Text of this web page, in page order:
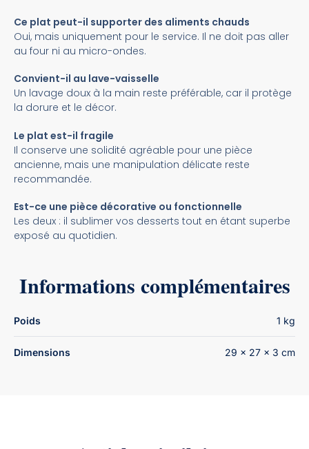
Ce plat peut-il supporter des aliments chauds
Oui, mais uniquement pour le service. Il ne doit pas aller
au four ni au micro-ondes.
Convient-il au lave-vaisselle
Un lavage doux à la main reste préférable, car il protège
la dorure et le décor.
Le plat est-il fragile
Il conserve une solidité agréable pour une pièce
ancienne, mais une manipulation délicate reste
recommandée.
Est-ce une pièce décorative ou fonctionnelle
Les deux : il sublimer vos desserts tout en étant superbe
exposé au quotidien.
Informations complémentaires
Poids 1 kg
Dimensions 29 × 27 × 3 cm